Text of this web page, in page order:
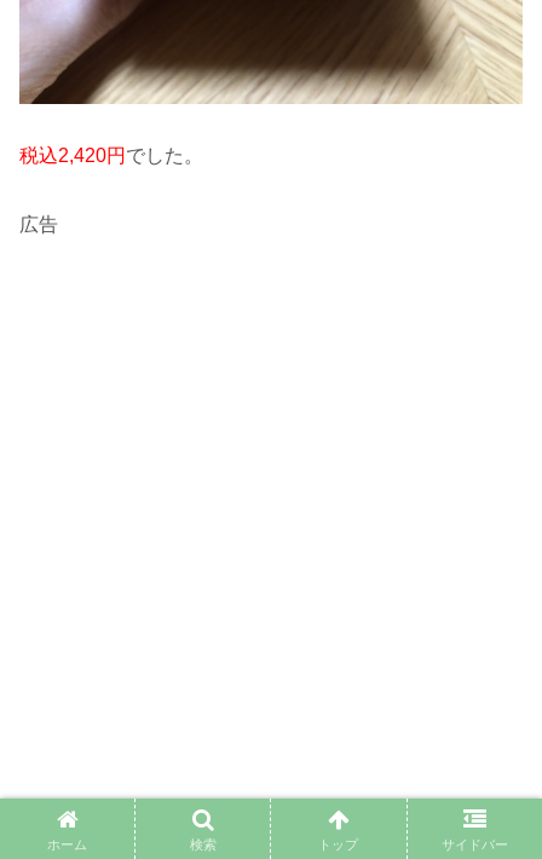
税込2,420円 でした。
広告
ホーム 検索 トップ サイドバー